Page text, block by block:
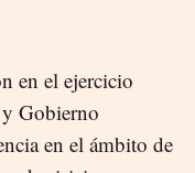
en el ejercicio
Gobierno
en el ámbito de